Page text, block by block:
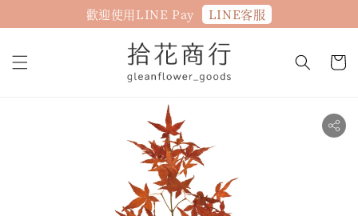
歡迎使用LINE Pay LINE客服